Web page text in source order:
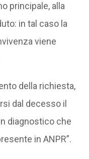
principale, alla
in tal caso la
viene
della richiesta,
dal decesso il
diagnostico che
in ANPR”.